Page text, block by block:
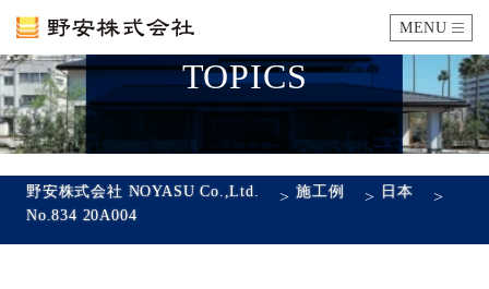
MENU
カタログ
TOPICS
野安株式会社 NOYASU Co.,Ltd. >施工例 > 日本 >
No.834 20A004